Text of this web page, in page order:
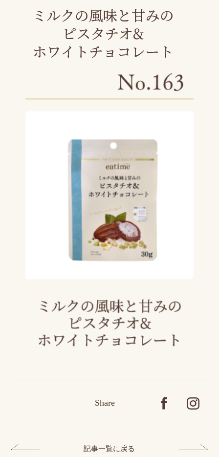
Share
記事一覧に戻る